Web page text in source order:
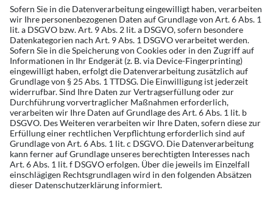
Sofern Sie in die Datenverarbeitung eingewilligt haben, verarbeiten
wir Ihre personenbezogenen Daten auf Grundlage von Art. 6 Abs. 1
lit. a DSGVO bzw. Art. 9 Abs. 2 lit. a DSGVO, sofern besondere
Datenkategorien nach Art. 9 Abs. 1 DSGVO verarbeitet werden.
Sofern Sie in die Speicherung von Cookies oder in den Zugriff auf
Informationen in Ihr Endgerät (z. B. via Device-Fingerprinting)
eingewilligt haben, erfolgt die Datenverarbeitung zusätzlich auf
Grundlage von § 25 Abs. 1 TTDSG. Die Einwilligung ist jederzeit
widerrufbar. Sind Ihre Daten zur Vertragserfüllung oder zur
Durchführung vorvertraglicher Maßnahmen erforderlich,
verarbeiten wir Ihre Daten auf Grundlage des Art. 6 Abs. 1 lit. b
DSGVO. Des Weiteren verarbeiten wir Ihre Daten, sofern diese zur
Erfüllung einer rechtlichen Verpflichtung erforderlich sind auf
Grundlage von Art. 6 Abs. 1 lit. c DSGVO. Die Datenverarbeitung
kann ferner auf Grundlage unseres berechtigten Interesses nach
Art. 6 Abs. 1 lit. f DSGVO erfolgen. Über die jeweils im Einzelfall
einschlägigen Rechtsgrundlagen wird in den folgenden Absätzen
dieser Datenschutzerklärung informiert.